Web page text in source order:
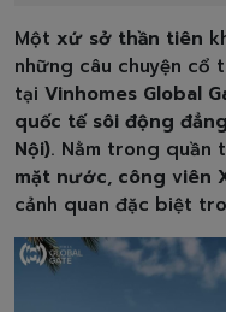
Một xứ sở thần tiên
những câu chuyện cổ
tại Vinhomes Global
quốc tế sôi động
Nội). Nằm trong quần
mặt nước, công viên
cảnh quan đặc biệt